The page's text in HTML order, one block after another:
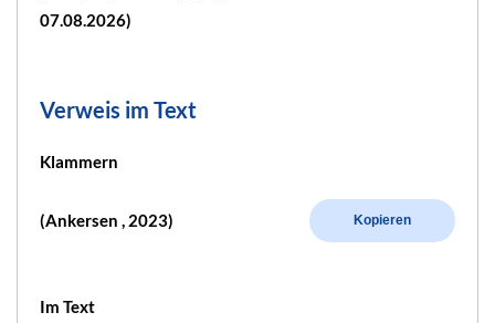
07.08.2026)
Verweis im Text
Klammern
(Ankersen , 2023) Kopieren
Im Text